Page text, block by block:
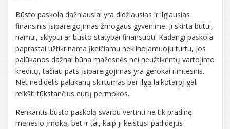
Būsto paskola dažniausiai yra didžiausias ir ilgiausias
finansinis įsipareigojimas žmogaus gyvenime. Ji skirta butui,
namui, sklypui ar būsto statybai finansuoti. Kadangi paskola
paprastai užtikrinama įkeičiamu nekilnojamuoju turtu, jos
palūkanos dažnai būna mažesnės nei neužtikrintų vartojimo
kreditų, tačiau pats įsipareigojimas yra gerokai rimtesnis.
Net nedidelis palūkanų skirtumas per ilgą laikotarpį gali
reikšti tūkstančius eurų permokos.
Renkantis būsto paskolą svarbu vertinti ne tik pradinę
mėnesio įmoką, bet ir tai, kaip ji keistųsi padidėjus